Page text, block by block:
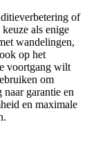
of
als enige
wandelingen,
op het
voortgang wilt
om
garantie en
en maximale